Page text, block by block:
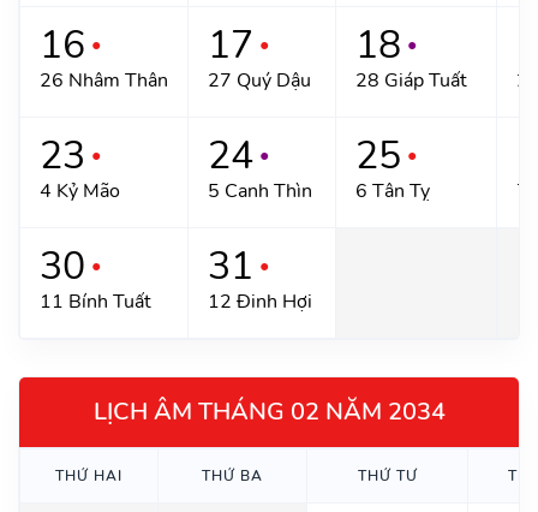
16 ●
26 Nhâm Thân
17 ●
27 Quý Dậu
18 ●
28 Giáp Tuất
23 ●
4 Kỷ Mão
24 ●
5 Canh Thìn
25 ●
6 Tân Tỵ 7
30 ●
11 Bính Tuất
31 ●
12 Đinh Hợi
LỊCH ÂM THÁNG 02 NĂM 2034
THỨ HAI THỨ BA THỨ TƯ